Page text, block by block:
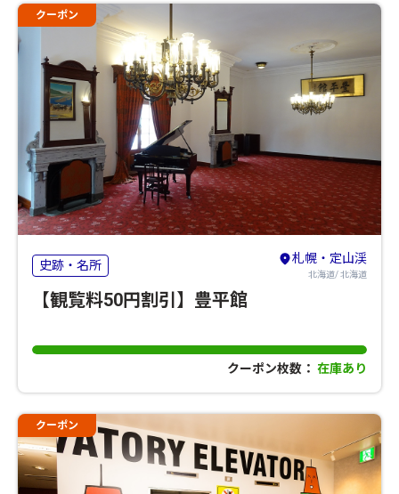
クーポン
史跡・名所 札幌・定山渓
北海道/ 北海道
【観覧料50円割引】豊平館
クーポン枚数： 在庫あり
クーポン